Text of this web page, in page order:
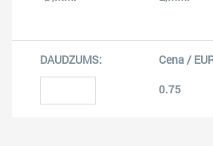
0.75